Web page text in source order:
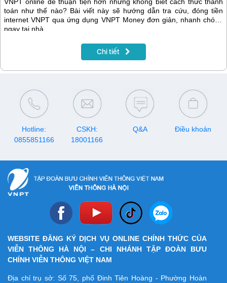
VNPT online để thuận tiện hơn nhưng không biết cách thức thanh
toán như thế nào? Bài viết này sẽ hướng dẫn tra cứu, đóng tiền
internet VNPT qua ứng dụng VNPT Money đơn giản, nhanh chóng
ngay tại nhà.
Chi tiết
Hotline:
0855851166
CSKH:
18001166
Q&A Điều khoản
WEBSITE ĐĂNG KÝ DỊCH VỤ ONLINE CHÍNH THỨC CỦA
VIỄN THÔNG HÀ NỘI – CHI NHÁNH TẬP ĐOÀN BƯU
CHÍNH VIỄN THÔNG VIỆT NAM
Địa chỉ trụ sở: Số 75, phố Đinh Tiên Hoàng - Phường Hoàn